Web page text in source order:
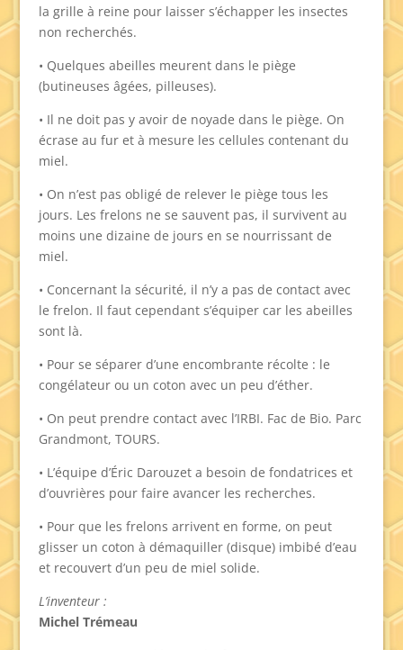
la grille à reine pour laisser s’échapper les insectes
non recherchés.
• Quelques abeilles meurent dans le piège
(butineuses âgées, pilleuses).
• Il ne doit pas y avoir de noyade dans le piège. On
écrase au fur et à mesure les cellules contenant du
miel.
• On n’est pas obligé de relever le piège tous les
jours. Les frelons ne se sauvent pas, il survivent au
moins une dizaine de jours en se nourrissant de
miel.
• Concernant la sécurité, il n’y a pas de contact avec
le frelon. Il faut cependant s’équiper car les abeilles
sont là.
• Pour se séparer d’une encombrante récolte : le
congélateur ou un coton avec un peu d’éther.
• On peut prendre contact avec l’IRBI. Fac de Bio. Parc
Grandmont, TOURS.
• L’équipe d’Éric Darouzet a besoin de fondatrices et
d’ouvrières pour faire avancer les recherches.
• Pour que les frelons arrivent en forme, on peut
glisser un coton à démaquiller (disque) imbibé d’eau
et recouvert d’un peu de miel solide.
L’inventeur :
Michel Trémeau